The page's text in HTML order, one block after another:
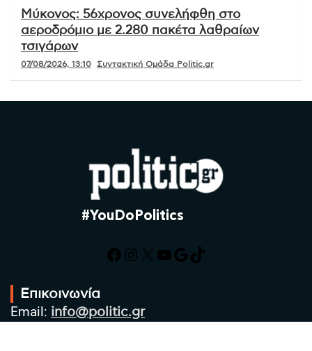
Μύκονος: 56χρονος συνελήφθη στο
αεροδρόμιο με 2.280 πακέτα λαθραίων
τσιγάρων
07/08/2026, 13:10 Συντακτική Ομάδα Politic.gr
#YouDoPolitics
Facebook
Instagram
X YouTube
Google
TikTok
Επικοινωνία
Email: info@politic.gr